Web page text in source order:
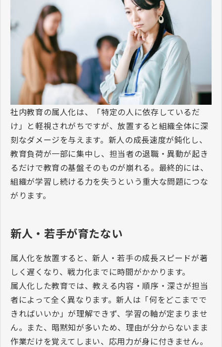
社内教育の属人化は、「特定の人に依存しているだ
け」と軽視されがちですが、放置すると組織全体に深
刻なダメージを与えます。新人の成長速度が鈍化し、
教育負荷が一部に集中し、担当者の退職・異動が起き
るだけで教育の基盤そのものが崩れる。最終的には、
組織が学習し続ける力を失うという重大な問題につな
がります。
新人・若手が育たない
属人化を放置すると、新人・若手の成長スピードが著
しく遅くなり、戦力化までに時間がかかります。
属人化した教育では、教える内容・順序・深さが担当
者によって全く異なります。新人は「何をどこまでで
きればいいか」が理解できず、学習の軸が定まりませ
ん。また、暗黙知が多いため、理由が分からないまま
作業だけを覚えてしまい、応用力が身に付きません。